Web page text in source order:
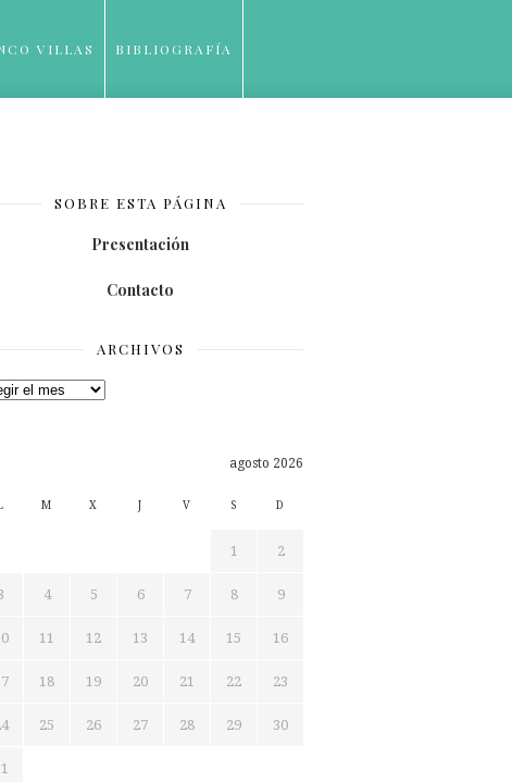
VILLAS BIBLIOGRAFÍA
SOBRE ESTA PÁGINA
Presentación
Contacto
ARCHIVOS
agosto 2026
M X J V S D
1 2
4 5 6 7 8 9
11 12 13 14 15 16
18 19 20 21 22 23
25 26 27 28 29 30